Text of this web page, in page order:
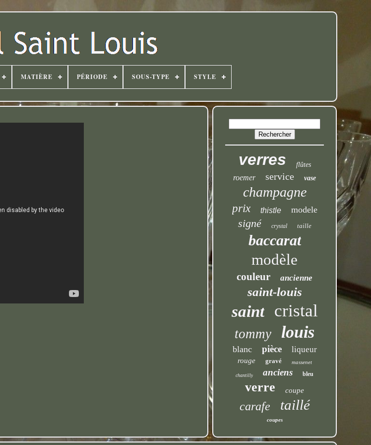
MATIÈRE PÉRIODE SOUS-TYPE STYLE
verres flûtes
roemer service vase
champagne
prix thistle modele
signé crystal taille
baccarat
modèle
couleur ancienne
saint-louis
saint cristal
tommy louis
blanc pièce liqueur
rouge gravé massenet
chantilly anciens bleu
verre coupe
carafe taillé
coupes